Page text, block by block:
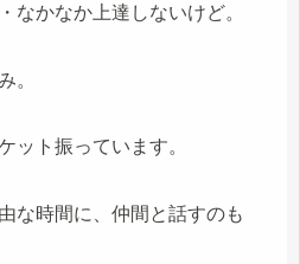
なかなか上達しないけど。
。
ット振っています。
な時間に、仲間と話すのも